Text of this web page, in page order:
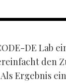
DE Lab
den
Ergebnis